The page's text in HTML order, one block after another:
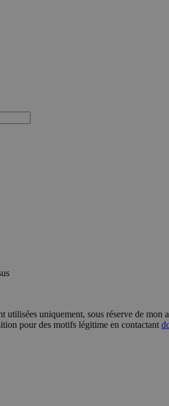
utilisées uniquement, sous réserve de
pour des motifs légitime en contactant